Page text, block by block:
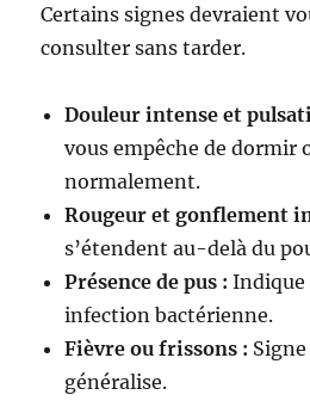
Certains signes devraient
consulter sans tarder.
Douleur intense et
vous empêche de dormir
normalement.
Rougeur et gonflement
s’étendent au-delà du
Présence de pus : Indique
infection bactérienne.
Fièvre ou frissons :
généralise.